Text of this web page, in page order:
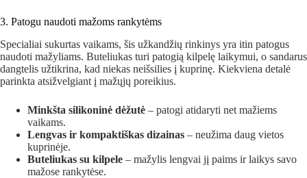
3. Patogu naudoti mažoms rankytėms
Specialiai sukurtas vaikams, šis užkandžių rinkinys yra itin patogus
naudoti mažyliams. Buteliukas turi patogią kilpelę laikymui, o sandarus
dangtelis užtikrina, kad niekas neišsilies į kuprinę. Kiekviena detalė
parinkta atsižvelgiant į mažųjų poreikius.
Minkšta silikoninė dėžutė – patogi atidaryti net mažiems
vaikams.
Lengvas ir kompaktiškas dizainas – neužima daug vietos
kuprinėje.
Buteliukas su kilpele – mažylis lengvai jį paims ir laikys savo
mažose rankytėse.